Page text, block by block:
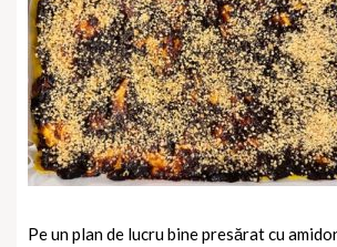
Pe un plan de lucru bine presărat cu